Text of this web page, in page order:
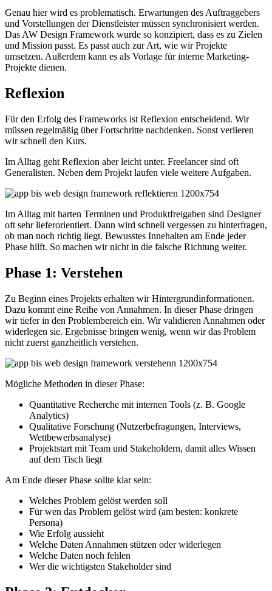
Genau hier wird es problematisch. Erwartungen des Auftraggebers
und Vorstellungen der Dienstleister müssen synchronisiert werden.
Das AW Design Framework wurde so konzipiert, dass es zu Zielen
und Mission passt. Es passt auch zur Art, wie wir Projekte
umsetzen. Außerdem kann es als Vorlage für interne Marketing-
Projekte dienen.
Reflexion
Für den Erfolg des Frameworks ist Reflexion entscheidend. Wir
müssen regelmäßig über Fortschritte nachdenken. Sonst verlieren
wir schnell den Kurs.
Im Alltag geht Reflexion aber leicht unter. Freelancer sind oft
Generalisten. Neben dem Projekt laufen viele weitere Aufgaben.
Im Alltag mit harten Terminen und Produktfreigaben sind Designer
oft sehr lieferorientiert. Dann wird schnell vergessen zu hinterfragen,
ob man noch richtig liegt. Bewusstes Innehalten am Ende jeder
Phase hilft. So machen wir nicht in die falsche Richtung weiter.
Phase 1: Verstehen
Zu Beginn eines Projekts erhalten wir Hintergrundinformationen.
Dazu kommt eine Reihe von Annahmen. In dieser Phase dringen
wir tiefer in den Problembereich ein. Wir validieren Annahmen oder
widerlegen sie. Ergebnisse bringen wenig, wenn wir das Problem
nicht zuerst ganzheitlich verstehen.
Mögliche Methoden in dieser Phase:
Quantitative Recherche mit internen Tools (z. B. Google
Analytics)
Qualitative Forschung (Nutzerbefragungen, Interviews,
Wettbewerbsanalyse)
Projektstart mit Team und Stakeholdern, damit alles Wissen
auf dem Tisch liegt
Am Ende dieser Phase sollte klar sein:
Welches Problem gelöst werden soll
Für wen das Problem gelöst wird (am besten: konkrete
Persona)
Wie Erfolg aussieht
Welche Daten Annahmen stützen oder widerlegen
Welche Daten noch fehlen
Wer die wichtigsten Stakeholder sind